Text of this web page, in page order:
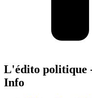
L'édito politique
Info